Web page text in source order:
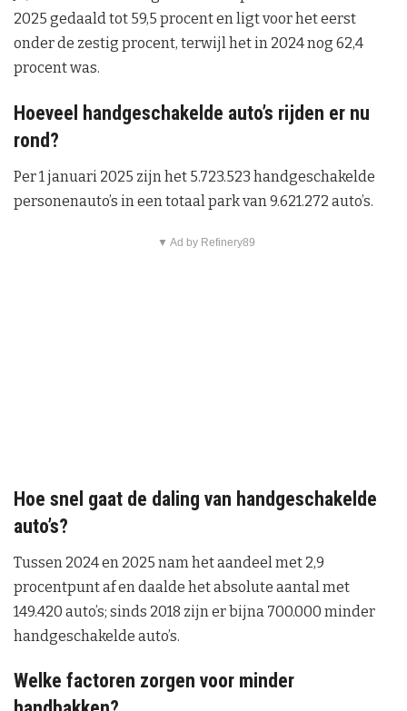
2025 gedaald tot 59,5 procent en ligt voor het eerst
onder de zestig procent, terwijl het in 2024 nog 62,4
procent was.
Hoeveel handgeschakelde auto’s rijden er nu
rond?
Per 1 januari 2025 zijn het 5.723.523 handgeschakelde
personenauto’s in een totaal park van 9.621.272 auto’s.
▼ Ad by Refinery89
Hoe snel gaat de daling van handgeschakelde
auto’s?
Tussen 2024 en 2025 nam het aandeel met 2,9
procentpunt af en daalde het absolute aantal met
149.420 auto’s; sinds 2018 zijn er bijna 700.000 minder
handgeschakelde auto’s.
Welke factoren zorgen voor minder